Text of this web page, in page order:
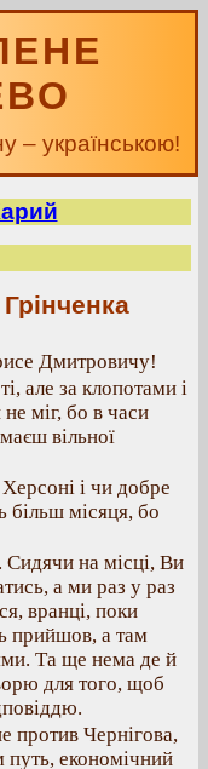
– українською!
Дмитровичу!
але за клопотами і
міг, бо в часи
вільної
і чи добре
більш місяця, бо
на місці, Ви
а ми раз у раз
вранці, поки
прийшов, а там
Та ще нема де й
для того, щоб
против Чернігова,
путь, економічний